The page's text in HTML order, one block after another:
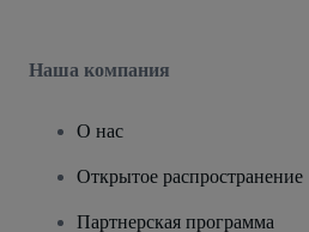
Наша компания
О нас
Открытое распространение
Партнерская программа